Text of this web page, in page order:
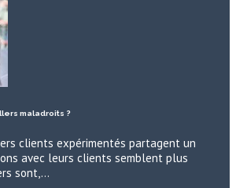
maladroits ?
clients expérimentés partagent un
avec leurs clients semblent plus
sont,…